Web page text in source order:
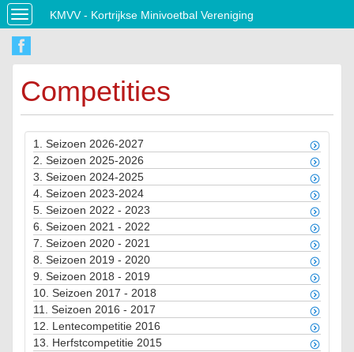
Toggle
navigation
KMVV - Kortrijkse Minivoetbal Vereniging
Competities
1. Seizoen 2026-2027
2. Seizoen 2025-2026
3. Seizoen 2024-2025
4. Seizoen 2023-2024
5. Seizoen 2022 - 2023
6. Seizoen 2021 - 2022
7. Seizoen 2020 - 2021
8. Seizoen 2019 - 2020
9. Seizoen 2018 - 2019
10. Seizoen 2017 - 2018
11. Seizoen 2016 - 2017
12. Lentecompetitie 2016
13. Herfstcompetitie 2015